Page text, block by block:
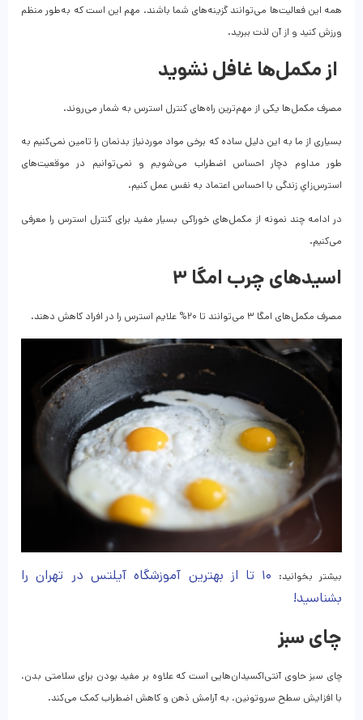
همه این فعالیت‌ها می‌توانند گزینه‌های شما باشند. مهم این است که به‌طور منظم
ورزش کنید و از آن لذت ببرید.
از مکمل‌ها غافل نشوید
مصرف مکمل‌ها یکی از مهم‌ترین راه‌های کنترل استرس به شمار می‌روند.
بسیاری از ما به این دلیل ساده که برخی مواد موردنیاز بدنمان را تامین نمی‌کنیم به
طور مداوم دچار احساس اضطراب می‌شویم و نمی‌توانیم در موقعیت‌های
استرس‌زایِ زندگی با احساس اعتماد به نفس عمل کنیم.
در ادامه چند نمونه از مکمل‌های خوراکی بسیار مفید برای کنترل استرس را معرفی
می‌کنیم.
اسیدهای چرب امگا ۳
مصرف مکمل‌های امگا ۳ می‌توانند تا ۲۰% علایم استرس را در افراد کاهش دهند.
بیشتر بخوانید:
۱۰ تا از بهترین آموزشگاه آیلتس در تهران را
بشناسید!
چای سبز
چای سبز حاوی آنتی‌اکسیدان‌هایی است که علاوه بر مفید بودن برای سلامتی بدن،
با افزایش سطح سروتونین، به آرامش ذهن و کاهش اضطراب کمک می‌کند.